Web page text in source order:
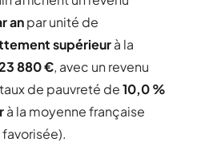
anpar unité de
supérieurà la
880 €, avec un revenu
de pauvreté de10,0 %
à la moyenne française